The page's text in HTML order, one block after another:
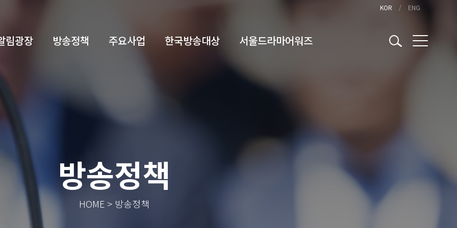
KOR ENG
림광장 방송정책 주요사업 한국방송대상 서울드라마어워즈
방송정책
HOME > 방송정책